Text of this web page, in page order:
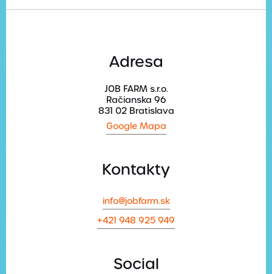
Adresa
JOB FARM s.r.o.
Račianska 96
831 02 Bratislava
Google Mapa
Kontakty
info@jobfarm.sk
+421 948 925 949
Social